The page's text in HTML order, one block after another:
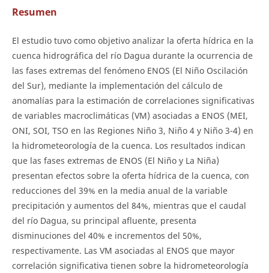
Resumen
El estudio tuvo como objetivo analizar la oferta hídrica en la
cuenca hidrográfica del río Dagua durante la ocurrencia de
las fases extremas del fenómeno ENOS (El Niño Oscilación
del Sur), mediante la implementación del cálculo de
anomalías para la estimación de correlaciones significativas
de variables macroclimáticas (VM) asociadas a ENOS (MEI,
ONI, SOI, TSO en las Regiones Niño 3, Niño 4 y Niño 3-4) en
la hidrometeorología de la cuenca. Los resultados indican
que las fases extremas de ENOS (El Niño y La Niña)
presentan efectos sobre la oferta hídrica de la cuenca, con
reducciones del 39% en la media anual de la variable
precipitación y aumentos del 84%, mientras que el caudal
del río Dagua, su principal afluente, presenta
disminuciones del 40% e incrementos del 50%,
respectivamente. Las VM asociadas al ENOS que mayor
correlación significativa tienen sobre la hidrometeorología